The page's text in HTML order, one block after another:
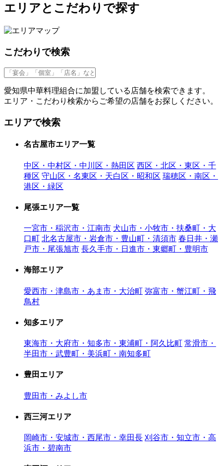
エリアとこだわりで探す
こだわりで検索
愛知県中華料理組合に加盟している店舗を検索できます。
エリア・こだわり検索からご希望の店舗をお探しください。
エリアで検索
名古屋市エリア一覧
中区・中村区・中川区・熱田区 西区・北区・東区・千
種区 守山区・名東区・天白区・昭和区 瑞穂区・南区・
港区・緑区
尾張エリア一覧
一宮市・稲沢市・江南市 犬山市・小牧市・扶桑町・大
口町 北名古屋市・岩倉市・豊山町・清須市 春日井・瀬
戸市・尾張旭市 長久手市・日進市・東郷町・豊明市
海部エリア
愛西市・津島市・あま市・大治町 弥富市・蟹江町・飛
鳥村
知多エリア
東海市・大府市・知多市・東浦町・阿久比町 常滑市・
半田市・武豊町・美浜町・南知多町
豊田エリア
豊田市・みよし市
西三河エリア
岡崎市・安城市・西尾市・幸田長 刈谷市・知立市・高
浜市・碧南市